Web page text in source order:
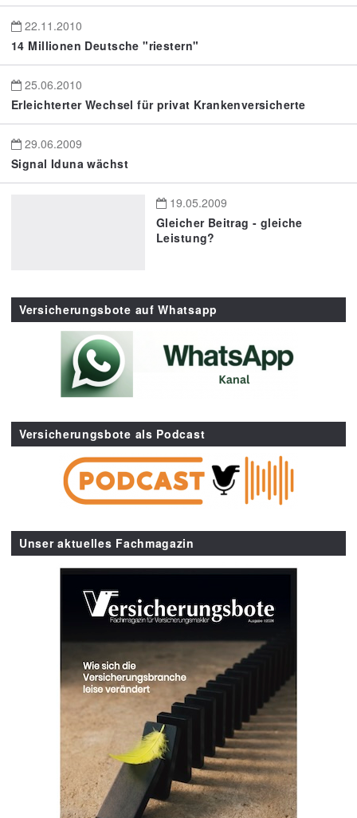
22.11.2010
14 Millionen Deutsche "riestern"
25.06.2010
Erleichterter Wechsel für privat Krankenversicherte
29.06.2009
Signal Iduna wächst
19.05.2009
Gleicher Beitrag - gleiche
Leistung?
Versicherungsbote auf Whatsapp
Versicherungsbote als Podcast
Unser aktuelles Fachmagazin